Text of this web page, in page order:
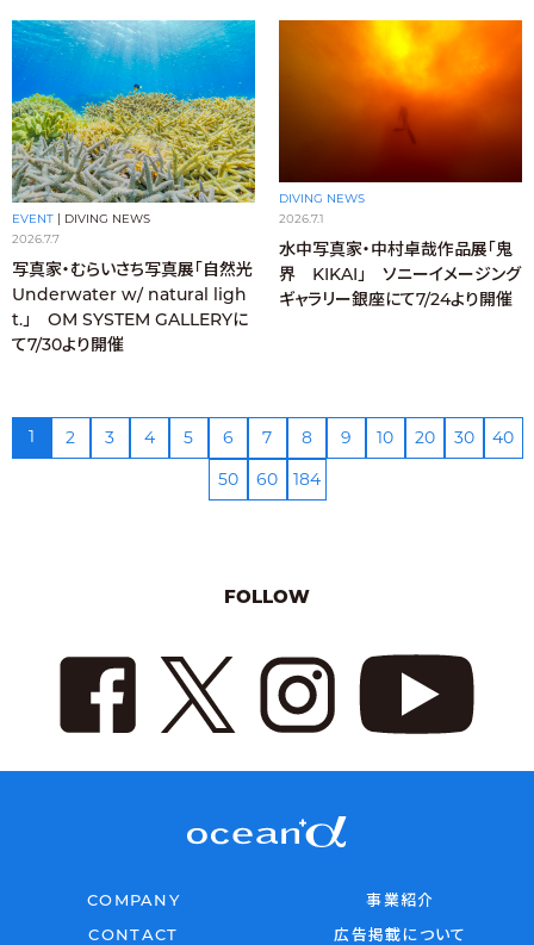
EVENT
DIVING NEWS
2026.7.7
写真家・むらいさち写真展「自然光
Underwater w/ natural ligh
t.」 OM SYSTEM GALLERYに
て7/30より開催
DIVING NEWS
2026.7.1
水中写真家・中村卓哉作品展「鬼
界 KIKAI」 ソニーイメージング
ギャラリー銀座にて7/24より開催
1 2 3 4 5 6 7 8 9 10 20 30
40
50
60 184
FOLLOW
COMPANY
事業紹介
CONTACT
広告掲載について